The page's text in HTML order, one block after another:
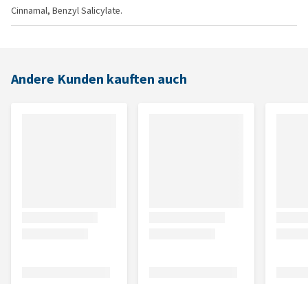
Cinnamal, Benzyl Salicylate.
Andere Kunden kauften auch